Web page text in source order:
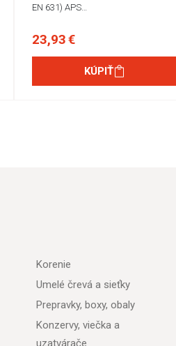
EN 631) APS…
23,93 €
KÚPIŤ
Korenie
Umelé črevá a sieťky
Prepravky, boxy, obaly
Konzervy, viečka a
uzatvárače